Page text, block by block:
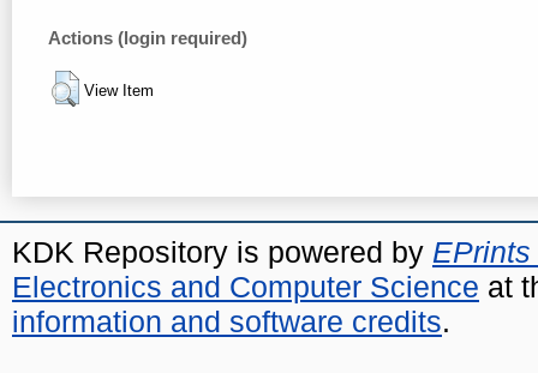
Actions (login required)
View Item
KDK Repository is powered by EPrints
Electronics and Computer Science at
information and software credits.